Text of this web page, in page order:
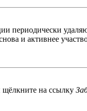
периодически
и активнее
щёлкните на ссылку